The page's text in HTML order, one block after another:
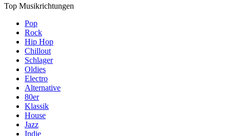
Top Musikrichtungen
Pop
Rock
Hip Hop
Chillout
Schlager
Oldies
Electro
Alternative
80er
Klassik
House
Jazz
Indie